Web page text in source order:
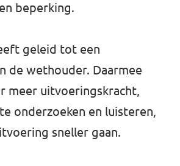
beperking.
geleid tot een
de wethouder. Daarmee
meer uitvoeringskracht,
onderzoeken en luisteren,
sneller gaan.